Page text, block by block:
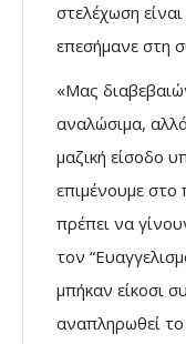
στελέχωση
επεσήμανε στη
«Μας
αναλώσιμα,
μαζική είσοδο
επιμένουμε
πρέπει να
τον
μπήκαν είκοσι
αναπληρωθεί